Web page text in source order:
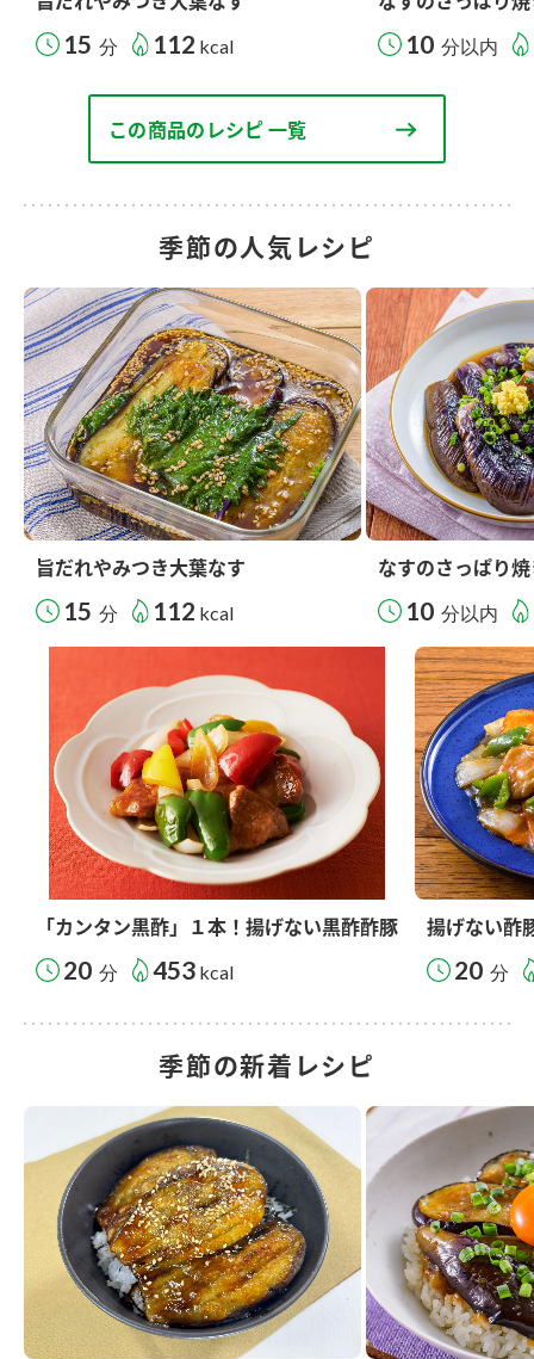
15 分 112 kcal 10 分以内
この商品のレシピ 一覧
季節の人気レシピ
旨だれやみつき大葉なす
15 分 112 kcal
なすのさっぱり
10 分以内
「カンタン黒酢」１本！揚げない黒酢酢豚
20 分 453 kcal
揚げない酢
20 分
季節の新着レシピ